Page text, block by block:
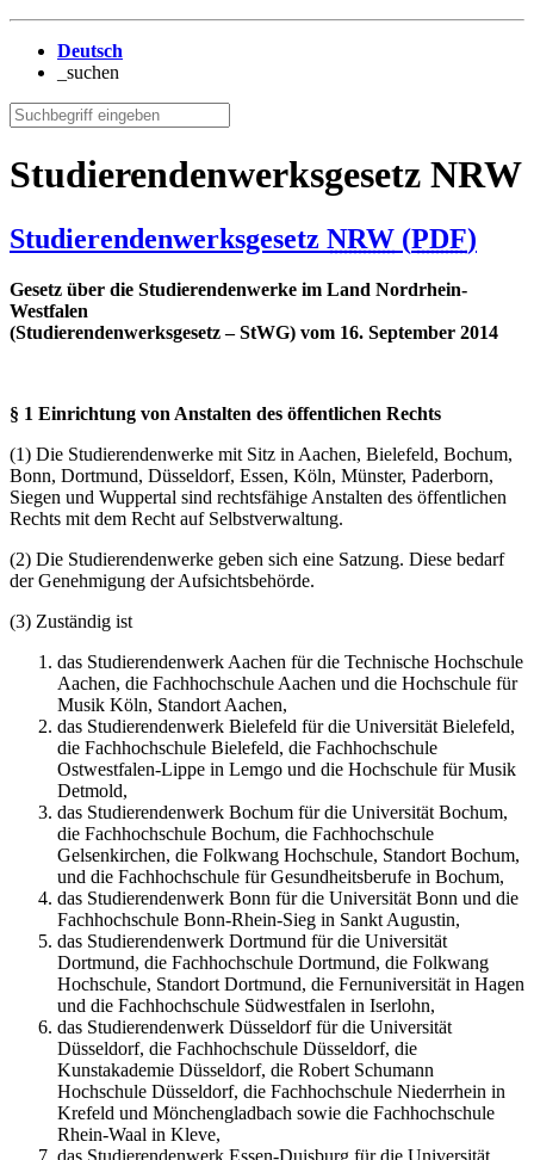
Deutsch
_suchen
Studierendenwerksgesetz NRW
Studierendenwerksgesetz NRW (PDF)
Gesetz über die Studierendenwerke im Land Nordrhein-
Westfalen
(Studierendenwerksgesetz – StWG) vom 16. September 2014
§ 1 Einrichtung von Anstalten des öffentlichen Rechts
(1) Die Studierendenwerke mit Sitz in Aachen, Bielefeld, Bochum,
Bonn, Dortmund, Düsseldorf, Essen, Köln, Münster, Paderborn,
Siegen und Wuppertal sind rechtsfähige Anstalten des öffentlichen
Rechts mit dem Recht auf Selbstverwaltung.
(2) Die Studierendenwerke geben sich eine Satzung. Diese bedarf
der Genehmigung der Aufsichtsbehörde.
(3) Zuständig ist
das Studierendenwerk Aachen für die Technische Hochschule
Aachen, die Fachhochschule Aachen und die Hochschule für
Musik Köln, Standort Aachen,
das Studierendenwerk Bielefeld für die Universität Bielefeld,
die Fachhochschule Bielefeld, die Fachhochschule
Ostwestfalen-Lippe in Lemgo und die Hochschule für Musik
Detmold,
das Studierendenwerk Bochum für die Universität Bochum,
die Fachhochschule Bochum, die Fachhochschule
Gelsenkirchen, die Folkwang Hochschule, Standort Bochum,
und die Fachhochschule für Gesundheitsberufe in Bochum,
das Studierendenwerk Bonn für die Universität Bonn und die
Fachhochschule Bonn-Rhein-Sieg in Sankt Augustin,
das Studierendenwerk Dortmund für die Universität
Dortmund, die Fachhochschule Dortmund, die Folkwang
Hochschule, Standort Dortmund, die Fernuniversität in Hagen
und die Fachhochschule Südwestfalen in Iserlohn,
das Studierendenwerk Düsseldorf für die Universität
Düsseldorf, die Fachhochschule Düsseldorf, die
Kunstakademie Düsseldorf, die Robert Schumann
Hochschule Düsseldorf, die Fachhochschule Niederrhein in
Krefeld und Mönchengladbach sowie die Fachhochschule
Rhein-Waal in Kleve,
das Studierendenwerk Essen-Duisburg für die Universität